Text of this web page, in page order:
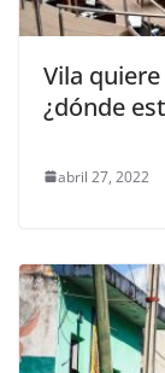
Vila
¿dónde
abril 27, 2022